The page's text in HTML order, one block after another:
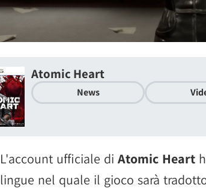
Atomic Heart
News
L'account ufficiale di Atomic Heart
lingue nel quale il gioco sarà